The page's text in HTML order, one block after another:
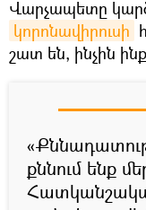
Վարչապետը
կորոնավիրուսի
շատ են, ինչին
քննում ենք